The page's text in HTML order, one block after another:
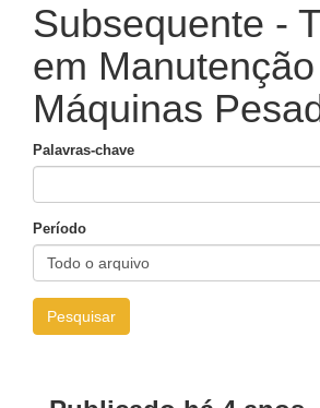
Subsequente -
em
Máquinas
Palavras-chave
Período
Pesquisar